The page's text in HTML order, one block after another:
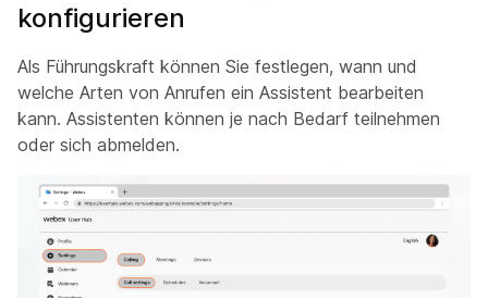
konfigurieren
Als Führungskraft können Sie festlegen, wann und
welche Arten von Anrufen ein Assistent bearbeiten
kann. Assistenten können je nach Bedarf teilnehmen
oder sich abmelden.